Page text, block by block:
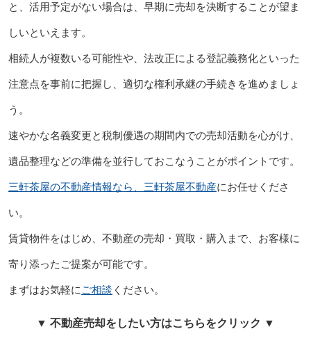
と、活用予定がない場合は、早期に売却を決断することが望ま
しいといえます。
相続人が複数いる可能性や、法改正による登記義務化といった
注意点を事前に把握し、適切な権利承継の手続きを進めましょ
う。
速やかな名義変更と税制優遇の期間内での売却活動を心がけ、
遺品整理などの準備を並行しておこなうことがポイントです。
三軒茶屋の不動産情報なら、三軒茶屋不動産にお任せくださ
い。
賃貸物件をはじめ、不動産の売却・買取・購入まで、お客様に
寄り添ったご提案が可能です。
まずはお気軽に ご相談 ください。
▼ 不動産売却をしたい方はこちらをクリック ▼